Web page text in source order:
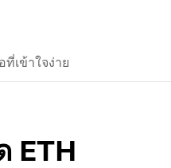
เข้าใจง่าย
ETH